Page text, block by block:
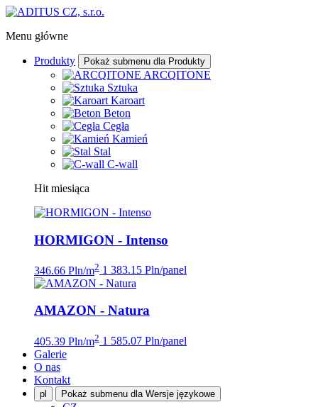
Menu główne
Produkty Pokaż submenu dla Produkty
ARCQITONE
Sztuka
Karoart
Beton
Cegła
Kamień
Stal
C-wall
Hit miesiąca
HORMIGON - Intenso
346.66 Pln/m2 1 383.15 Pln/panel
AMAZON - Natura
405.39 Pln/m2 1 585.07 Pln/panel
Galerie
O nas
Kontakt
pl Pokaż submenu dla Wersje językowe